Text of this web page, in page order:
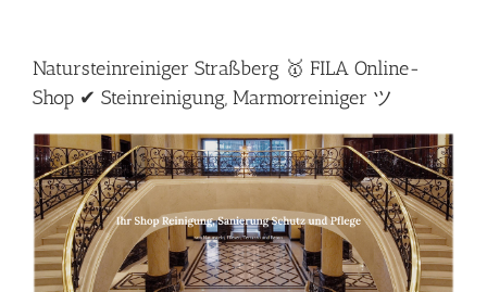
Natursteinreiniger Straßberg 🥇 FILA Online-
Shop ✔ Steinreinigung, Marmorreiniger ツ